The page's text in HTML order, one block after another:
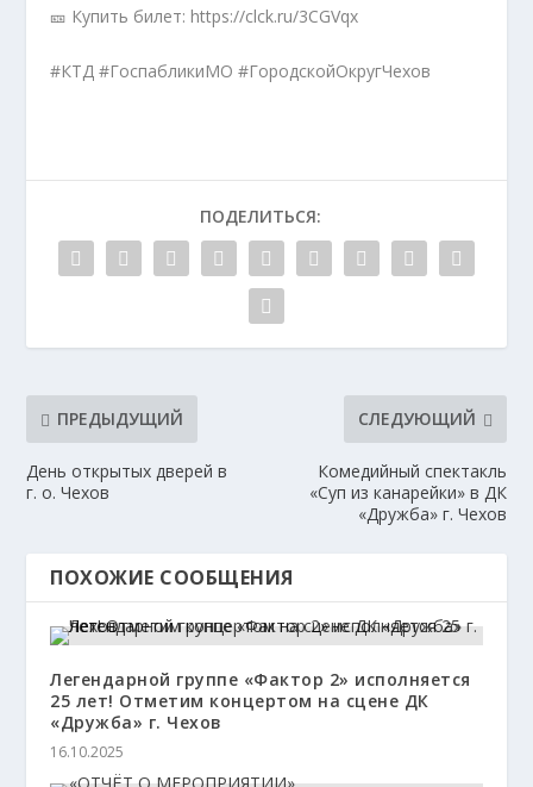
🎫 Купить билет: https://clck.ru/3CGVqx
#КТД #ГоспабликиМО #ГородскойОкругЧехов
ПОДЕЛИТЬСЯ:
ПРЕДЫДУЩИЙ
День открытых дверей в
г. о. Чехов
СЛЕДУЮЩИЙ
Комедийный спектакль
«Суп из канарейки» в ДК
«Дружба» г. Чехов
ПОХОЖИЕ СООБЩЕНИЯ
Легендарной группе «Фактор 2» исполняется
25 лет! Отметим концертом на сцене ДК
«Дружба» г. Чехов
16.10.2025